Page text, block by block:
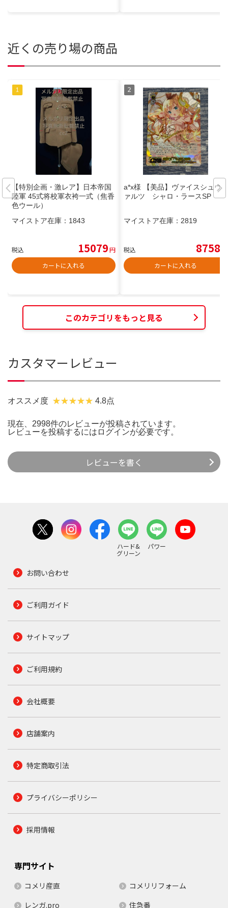
近くの売り場の商品
【特別企画・激レア】日本帝国
陸軍 45式将校軍衣袴一式（焦香
色ウール）
マイストア在庫： 1843
税込 15079円
カートに入れる
a*x様 【美品】ヴァイスシュヴ
ァルツ シャロ・ラースSP
マイストア在庫： 2819
税込 8758
カートに入れる
このカテゴリをもっと見る
カスタマーレビュー
オススメ度 4.8点
現在、2998件のレビューが投稿されています。
レビューを投稿するには ログインが必要です。
レビューを書く
ハード&
グリーン
パワー
お問い合わせ
ご利用ガイド
サイトマップ
ご利用規約
会社概要
店舗案内
特定商取引法
プライバシーポリシー
採用情報
専門サイト
コメリ産直
コメリリフォーム
レンガ.pro
住急番